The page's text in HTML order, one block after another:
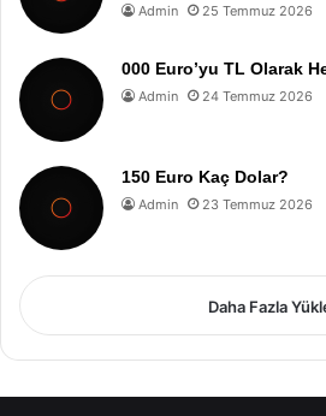
Admin 25 Temmuz 2026
000 Euro’yu TL Olarak
Admin 24 Temmuz 2026
150 Euro Kaç Dolar?
Admin 23 Temmuz 2026
Daha Fazla